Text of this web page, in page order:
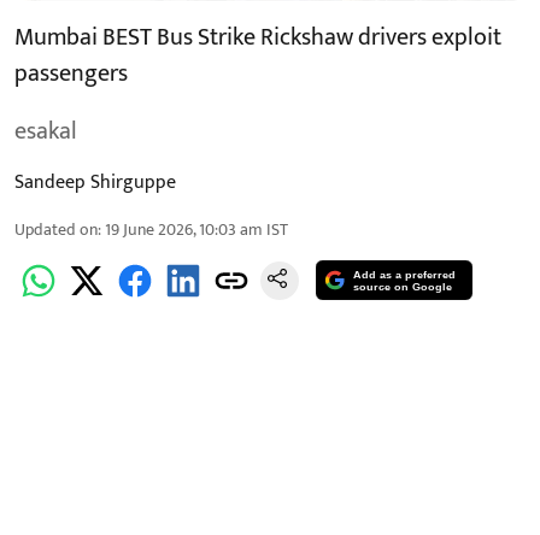
Mumbai BEST Bus Strike Rickshaw drivers exploit
passengers
esakal
Sandeep Shirguppe
Updated on:19 June 2026, 10:03 am IST
Add as a preferred
source on Google